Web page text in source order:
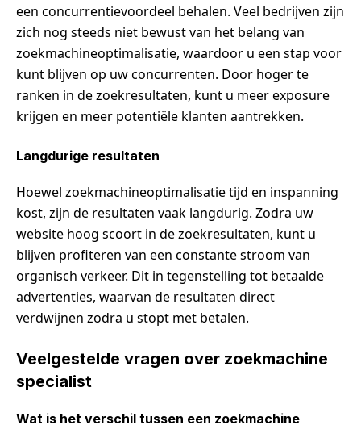
een concurrentievoordeel behalen. Veel bedrijven zijn
zich nog steeds niet bewust van het belang van
zoekmachineoptimalisatie, waardoor u een stap voor
kunt blijven op uw concurrenten. Door hoger te
ranken in de zoekresultaten, kunt u meer exposure
krijgen en meer potentiële klanten aantrekken.
Langdurige resultaten
Hoewel zoekmachineoptimalisatie tijd en inspanning
kost, zijn de resultaten vaak langdurig. Zodra uw
website hoog scoort in de zoekresultaten, kunt u
blijven profiteren van een constante stroom van
organisch verkeer. Dit in tegenstelling tot betaalde
advertenties, waarvan de resultaten direct
verdwijnen zodra u stopt met betalen.
Veelgestelde vragen over zoekmachine
specialist
Wat is het verschil tussen een zoekmachine